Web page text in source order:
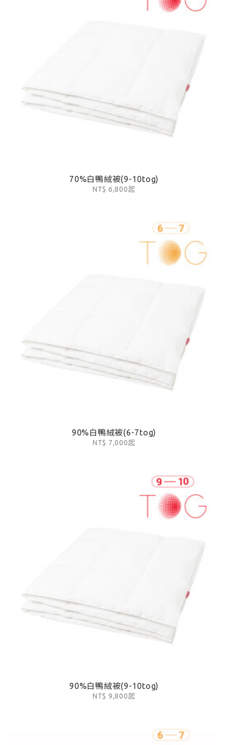
70%白鴨絨被(9-10tog)
NT$ 6,800起
90%白鴨絨被(6-7tog)
NT$ 7,000起
90%白鴨絨被(9-10tog)
NT$ 9,800起